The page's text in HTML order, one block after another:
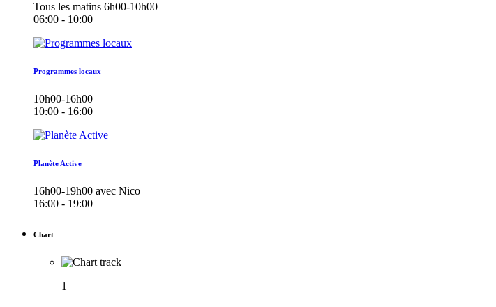
Tous les matins 6h00-10h00
06:00 - 10:00
Programmes locaux
10h00-16h00
10:00 - 16:00
Planète Active
16h00-19h00 avec Nico
16:00 - 19:00
Chart
1